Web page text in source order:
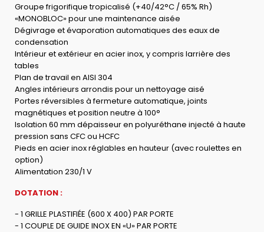
Groupe frigorifique tropicalisé (+40/42°C / 65% Rh)
«MONOBLOC» pour une maintenance aisée
Dégivrage et évaporation automatiques des eaux de
condensation
Intérieur et extérieur en acier inox, y compris larrière des
tables
Plan de travail en AISI 304
Angles intérieurs arrondis pour un nettoyage aisé
Portes réversibles à fermeture automatique, joints
magnétiques et position neutre à 100°
Isolation 60 mm dépaisseur en polyuréthane injecté à haute
pression sans CFC ou HCFC
Pieds en acier inox réglables en hauteur (avec roulettes en
option)
Alimentation 230/1 V
DOTATION :
- 1 GRILLE PLASTIFIÉE (600 X 400) PAR PORTE
- 1 COUPLE DE GUIDE INOX EN «U» PAR PORTE